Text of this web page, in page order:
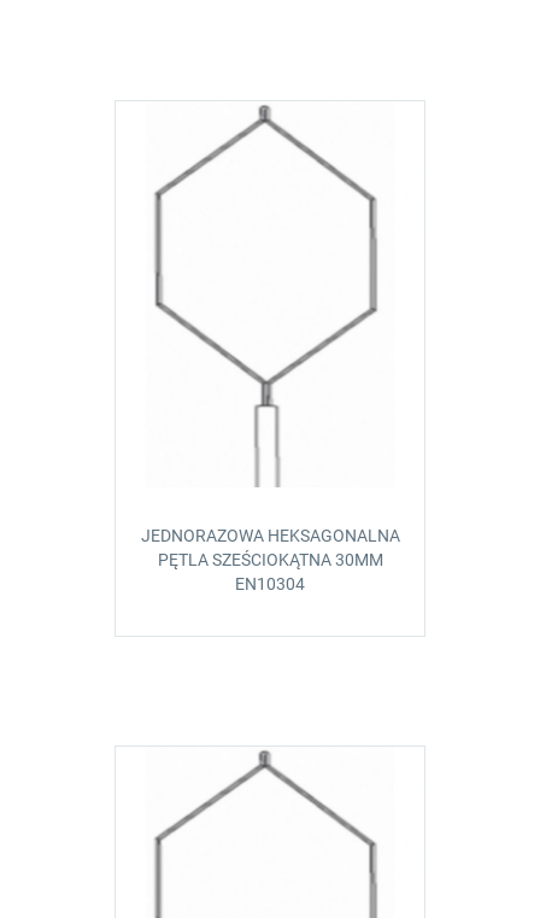
JEDNORAZOWA HEKSAGONALNA
PĘTLA SZEŚCIOKĄTNA 30MM
EN10304